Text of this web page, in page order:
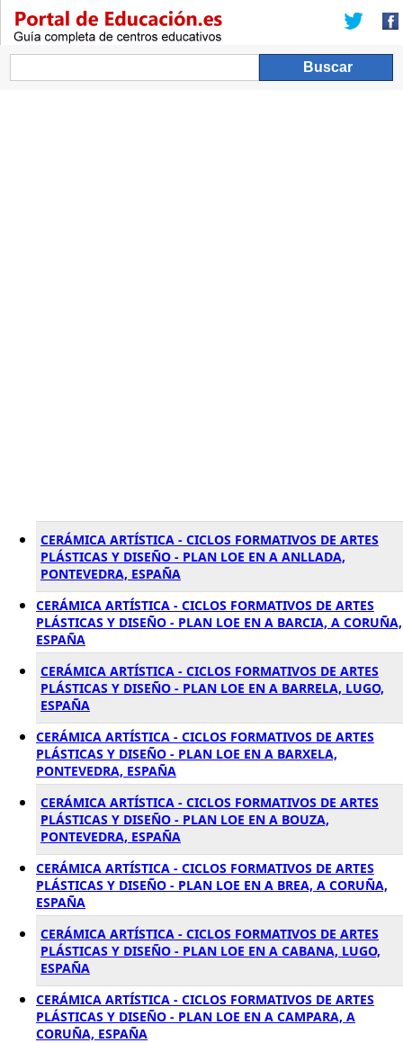
CERÁMICA ARTÍSTICA - CICLOS FORMATIVOS DE ARTES
PLÁSTICAS Y DISEÑO - PLAN LOE EN A ANLLADA,
PONTEVEDRA, ESPAÑA
CERÁMICA ARTÍSTICA - CICLOS FORMATIVOS DE ARTES
PLÁSTICAS Y DISEÑO - PLAN LOE EN A BARCIA, A CORUÑA,
ESPAÑA
CERÁMICA ARTÍSTICA - CICLOS FORMATIVOS DE ARTES
PLÁSTICAS Y DISEÑO - PLAN LOE EN A BARRELA, LUGO,
ESPAÑA
CERÁMICA ARTÍSTICA - CICLOS FORMATIVOS DE ARTES
PLÁSTICAS Y DISEÑO - PLAN LOE EN A BARXELA,
PONTEVEDRA, ESPAÑA
CERÁMICA ARTÍSTICA - CICLOS FORMATIVOS DE ARTES
PLÁSTICAS Y DISEÑO - PLAN LOE EN A BOUZA,
PONTEVEDRA, ESPAÑA
CERÁMICA ARTÍSTICA - CICLOS FORMATIVOS DE ARTES
PLÁSTICAS Y DISEÑO - PLAN LOE EN A BREA, A CORUÑA,
ESPAÑA
CERÁMICA ARTÍSTICA - CICLOS FORMATIVOS DE ARTES
PLÁSTICAS Y DISEÑO - PLAN LOE EN A CABANA, LUGO,
ESPAÑA
CERÁMICA ARTÍSTICA - CICLOS FORMATIVOS DE ARTES
PLÁSTICAS Y DISEÑO - PLAN LOE EN A CAMPARA, A
CORUÑA, ESPAÑA